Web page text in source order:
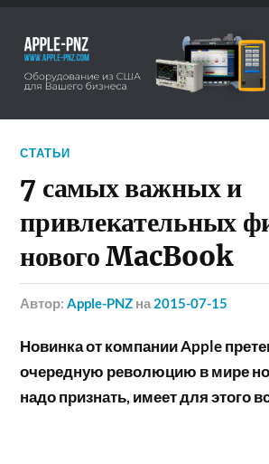
СТАТЬИ
7 самых важных и
привлекательных
нового MacBook
Автор:Apple-PNZ на 2015-07-15
Новинка от компании Apple
очередную революцию в мире
надо признать, имеет для этого